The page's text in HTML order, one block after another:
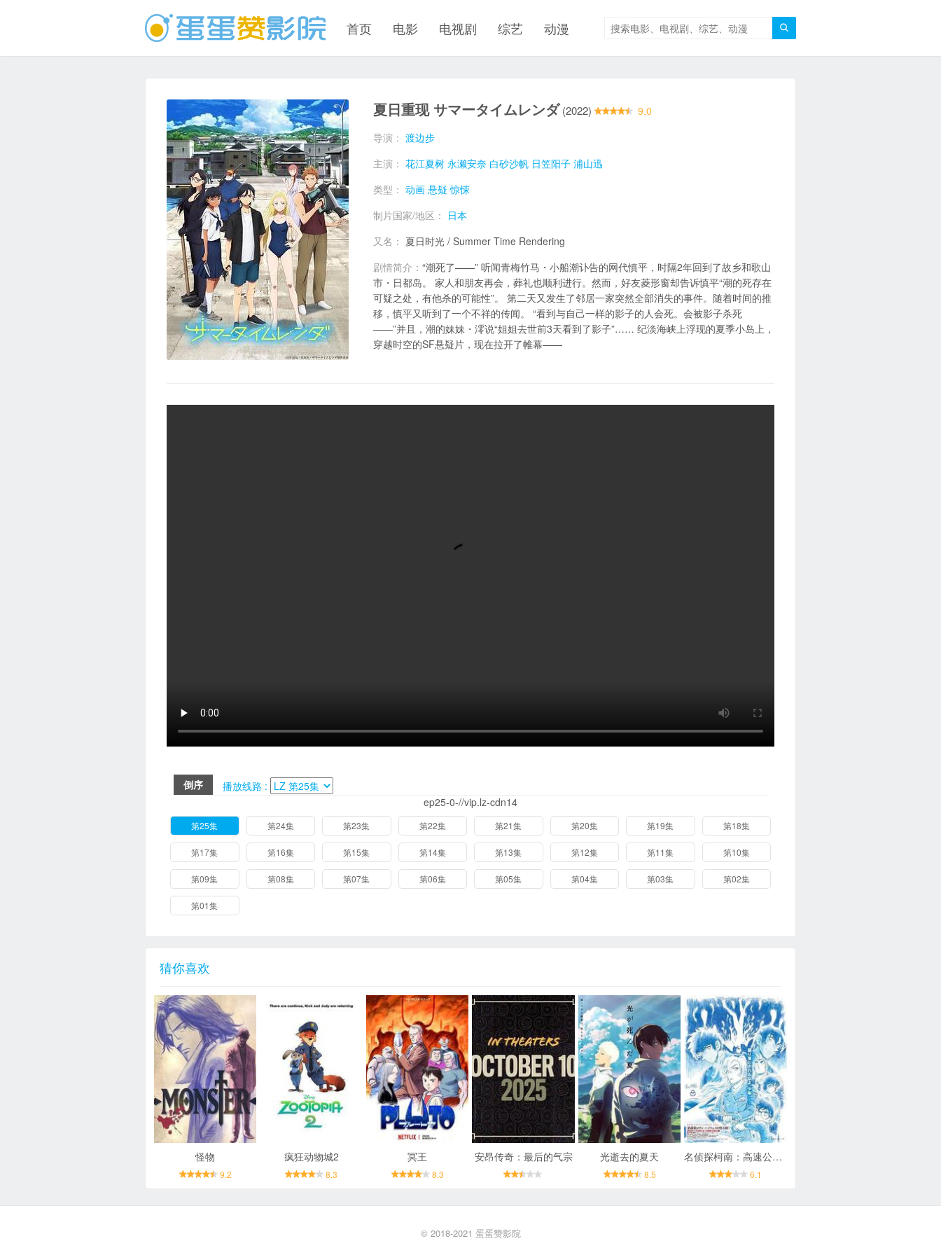

首页 电影 电视剧 综艺 动漫
夏日重现 サマータイムレンダ (2022)
9.0
导演： 渡边步
主演： 花江夏树 永濑安奈 白砂沙帆 日笠阳子 浦山迅
类型： 动画 悬疑 惊悚
制片国家/地区： 日本
又名： 夏日时光 / Summer Time Rendering
剧情简介： “潮死了——” 听闻青梅竹马・小船潮讣告的网代慎平，时隔2年回到了故乡和歌山
市・日都岛。 家人和朋友再会，葬礼也顺利进行。然而，好友菱形窗却告诉慎平“潮的死存在
可疑之处，有他杀的可能性”。 第二天又发生了邻居一家突然全部消失的事件。随着时间的推
移，慎平又听到了一个不祥的传闻。 “看到与自己一样的影子的人会死。会被影子杀死
——”并且，潮的妹妹・澪说“姐姐去世前3天看到了影子”…… 纪淡海峡上浮现的夏季小岛上，
穿越时空的SF悬疑片，现在拉开了帷幕——
倒序
播放线路 :
ep25-0-//vip.lz-cdn14
第25集 第24集 第23集 第22集 第21集 第20集 第19集 第18集
第17集 第16集 第15集 第14集 第13集 第12集 第11集 第10集
第09集 第08集 第07集 第06集 第05集 第04集 第03集 第02集
第01集
猜你喜欢
怪物
9.2
疯狂动物城2
8.3
冥王
8.3
安昂传奇：最后的气宗 光逝去的夏天
8.5
名侦探柯南：高速公路的堕天使
6.1
© 2018-2021 蛋蛋赞影院